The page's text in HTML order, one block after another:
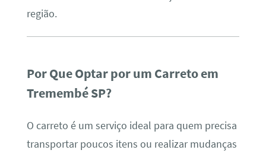
região.
Por Que Optar por um Carreto em
Tremembé SP?
O carreto é um serviço ideal para quem precisa
transportar poucos itens ou realizar mudanças